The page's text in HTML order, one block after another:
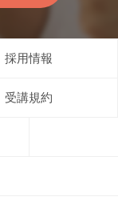
採用情報
受講規約